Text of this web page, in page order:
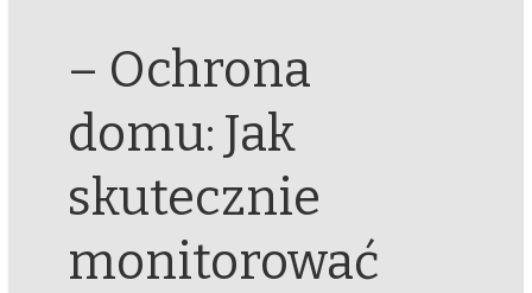
– Ochrona
domu: Jak
skutecznie
monitorować